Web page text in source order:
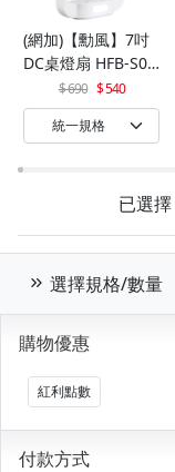
(網加)【勳風】7吋
DC桌燈扇 HFB-S06
690 540
已選擇
選擇規格/數量
購物優惠
紅利點數
付款方式